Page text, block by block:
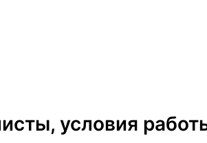
условия